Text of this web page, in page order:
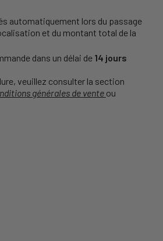
automatiquement lors du passage
et du montant total de la
dans un délai de 14 jours
veuillez consulter la section
générales de vente ou